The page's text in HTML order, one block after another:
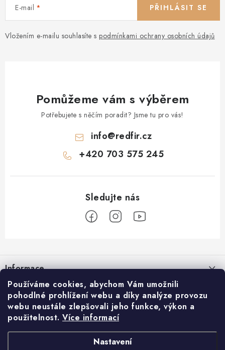
Používáme cookies, abychom Vám umožnili
pohodlné prohlížení webu a díky analýze provozu
webu neustále zlepšovali jeho funkce, výkon a
použitelnost. Více informací
Nastavení
E-mail
Vložením e-mailu souhlasíte s podmínkami ochrany osobních údajů
PŘIHLÁSIT SE
Pomůžeme vám s výběrem
Potřebujete s něčím poradit? Jsme tu pro vás!
info@redfir.cz
+420 703 575 245
pInformace
Časté dotazy
Doprava a platba
Reklamace a vrácení
REDFIR
O nás
Facebook